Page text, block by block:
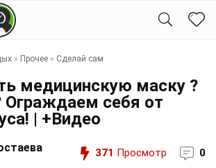
» Прочее » Сделай сам
медицинскую маску ?
Ограждаем себя от
| +Видео
371 Просмотр 0